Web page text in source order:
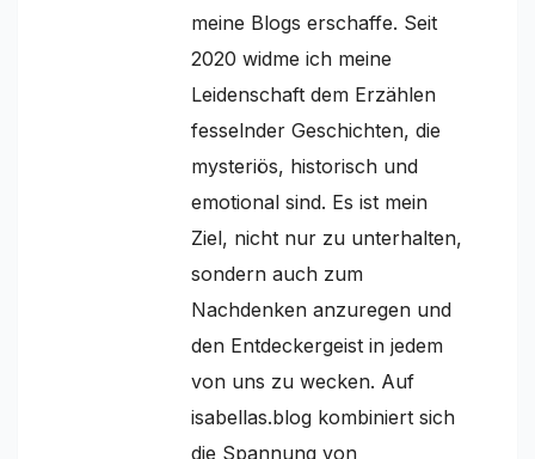
meine Blogs erschaffe. Seit
2020 widme ich meine
Leidenschaft dem Erzählen
fesselnder Geschichten, die
mysteriös, historisch und
emotional sind. Es ist mein
Ziel, nicht nur zu unterhalten,
sondern auch zum
Nachdenken anzuregen und
den Entdeckergeist in jedem
von uns zu wecken. Auf
isabellas.blog kombiniert sich
die Spannung von